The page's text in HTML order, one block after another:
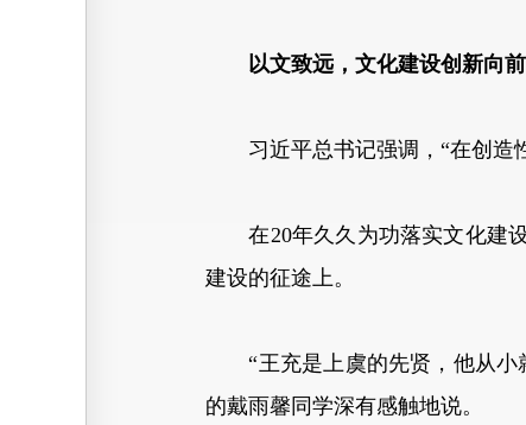
以文致远，文化建设创新向前
习近平总书记强调，“在创造性
在20年久久为功落实文化建设
建设的征途上。
“王充是上虞的先贤，他从小
的戴雨馨同学深有感触地说。